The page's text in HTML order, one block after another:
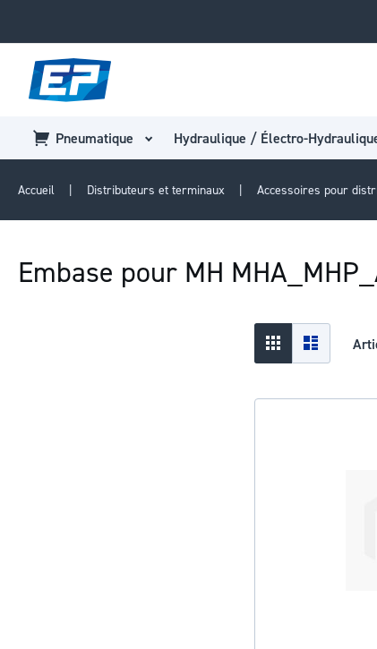
Pneumatique Hydraulique / Électro-
Accueil Distributeurs et terminaux Accessoires pour
Embase pour MH
Afficher
en
Grid Liste